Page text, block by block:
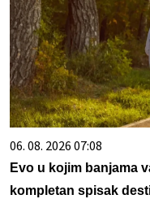
06. 08. 2026 07:08
Evo u kojim banjama
kompletan spisak